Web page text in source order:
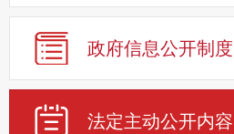
政府信息公开制度
法定主动公开内容